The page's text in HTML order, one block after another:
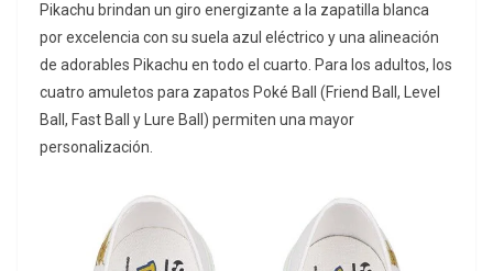
Pikachu brindan un giro energizante a la zapatilla blanca
por excelencia con su suela azul eléctrico y una alineación
de adorables Pikachu en todo el cuarto. Para los adultos, los
cuatro amuletos para zapatos Poké Ball (Friend Ball, Level
Ball, Fast Ball y Lure Ball) permiten una mayor
personalización.